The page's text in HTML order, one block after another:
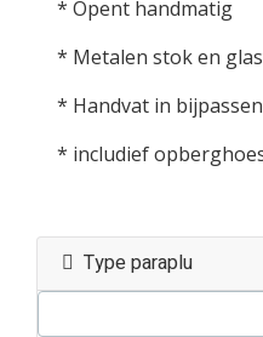
* Opent handmatig
* Metalen stok en
* Handvat in
* includief
Type paraplu